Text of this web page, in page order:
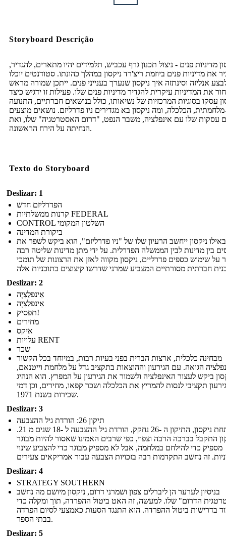
Storyboard Descrição
מדיניות פנים - ניצול תכנון גרף עכביש, תלמידים יהיו מתארים, להגדיר,
את מדיניות פנים ביוזמת ריצ'רד ניקסון במהלך כהונתו. סטודנטים יוכלו
אנליזה וסינתזה איך ניקסון שנערך בענייני פנים. ייתכן שמורה מראש
את המדיניות עיקרית להגדיר מדיניות פנים שלו. פעילות זו ידגיש כיצד
עסקו בסוגיות המרכזיות של נשיאותו, כולל בנושאים חברתיים, התנועה
הכלכלה, ומה ניקסון בא מגדירים ניו פדרליזם. נושאים מוצעים
עסקות שלו עם אינפלציה, משבר הנפט, "דרום האסטרטגיה" שלו, ואת
הנחיתה על הירח הראשונה.
Texto do Storyboard
Deslizar: 1
הפדרליזם חדש
קרנות ממשלתיות FEDERAL
CONTROL השלטון המקומי
ביקורת המדינה
באילו ניקסון ייחשב הרעיון שלו של "ניו פדרליזם", הוא ביקש לשפר את
בין מדינות לבין הממשלה הפדרלית. על ידי מתן מדינות שליטה רבה
על שימוש כספים פדרליים, ניקסון מקווה לאזן את הרצונות של תומכי
Deslizar: 2
אִינפלַצִיָה
אִינפלַצִיָה
תפסיק!
מחירים
איקס
עלויות RENT
שכר
מבחינה כלכלית, ארצות הברית בפני בעיות רבות, במיוחד בכל הקשור
הגואה. עם הגירעון וההוצאות בתקציב גדל על מלחמת וייטנאם,
ביקש לעצור האינפלציה ולשמור את הגירעון על המפרץ. הוא הנהיג
גירעון תקציבי לנסות להמריץ את הכלכלה ושכר קפאו, מחירים, וכן דמי
שכירות בשנת 1971.
Deslizar: 3
תיקון 26: הורדת גיל ההצבעה
תחת ניקסון, התיקון ה -26 נחקק, הורדת גיל ההצבעה ל -18 שנים מ 21.
התקבל בברכה הרבה וצפוי, כפי שרבים האמינו שאסור להיות מבוגר
מספיק כדי להילחם במלחמה, אבל לא מספיק מבוגר כדי להצביע שינוי
Deslizar: 4
STRATEGY SOUTHERN
בניסיון לערער הן ליברלים צפון ושמרני דרום, ניקסון מיושם מה נחשב
הדרום" שלו. למעשה, זה האט ביטול ההפרדה, תוך ומקלה כדי
בדרישות ביטול ההפרדה. הוא התנגד הסעות כאמצעי לסיום הפרדה
בבתי הספר.
Deslizar: 5